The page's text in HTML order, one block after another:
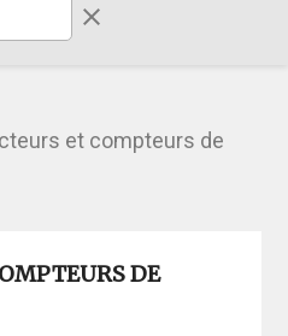
clear
et compteurs de
DE